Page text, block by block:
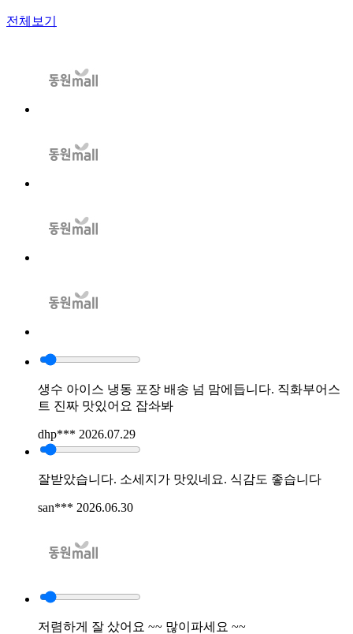
전체보기
생수 아이스 냉동 포장 배송 넘 맘에듭니다. 직화부어스
트 진짜 맛있어요 잡솨봐
dhp*** 2026.07.29
잘받았습니다. 소세지가 맛있네요. 식감도 좋습니다
san*** 2026.06.30
저렴하게 잘 샀어요 ~~ 많이파세요 ~~